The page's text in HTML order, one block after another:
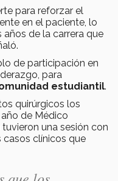
para reforzar el
en el paciente, lo
de la carrera que
de participación en
para
estudiantil.
quirúrgicos los
de Médico
una sesión con
casos clínicos que